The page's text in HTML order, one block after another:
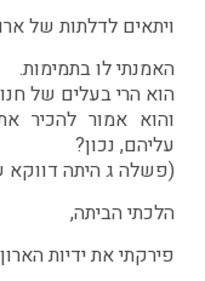
ויתאים לדלתות של
האמנתי לו בתמימות.
הוא הרי בעלים של
והוא אמור להכיר
עליהם, נכון?
(פשלה ג היתה דווקא
הלכתי הביתה,
פירקתי את ידיות